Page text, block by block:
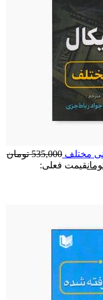
مختلف 535,000 تومان
قیمت فعلی: